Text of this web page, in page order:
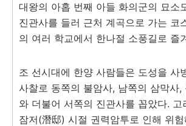
대왕의 아홉 번째 아들 화의군의 묘소
진관사를 들러 근처 계곡으로 가는 코
의 여러 학교에서 한나절 소풍길로 즐
조 선시대에 한양 사람들은 도성을 사
사찰로 동쪽의 불암사, 남쪽의 삼막사,
와 더불어 서쪽의 진관사를 꼽았다. 고
잠저(潛邸) 시절 권력암투로 인해 위